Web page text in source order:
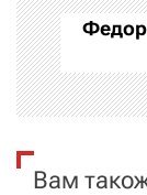
ц
і
Вам